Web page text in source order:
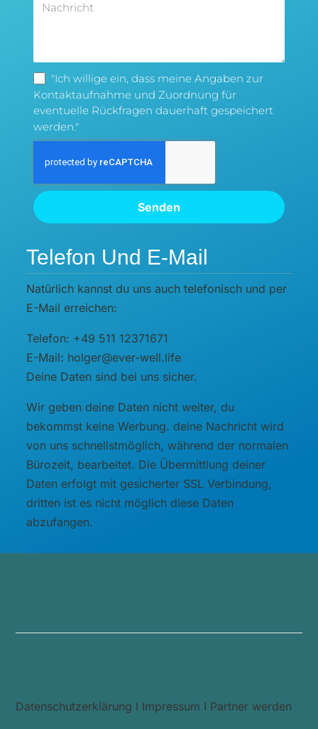
"Ich willige ein, dass meine Angaben zur
Kontaktaufnahme und Zuordnung für
eventuelle Rückfragen dauerhaft gespeichert
werden."
Senden
Telefon Und E-Mail
Natürlich kannst du uns auch telefonisch und per
E-Mail erreichen:
Telefon: +49 511 12371671
E-Mail: holger@ever-well.life
Deine Daten sind bei uns sicher.
Wir geben deine Daten nicht weiter, du
bekommst keine Werbung. deine Nachricht wird
von uns schnellstmöglich, während der normalen
Bürozeit, bearbeitet. Die Übermittlung deiner
Daten erfolgt mit gesicherter SSL Verbindung,
dritten ist es nicht möglich diese Daten
abzufangen.
Datenschutzerklärung I Impressum I Partner werden